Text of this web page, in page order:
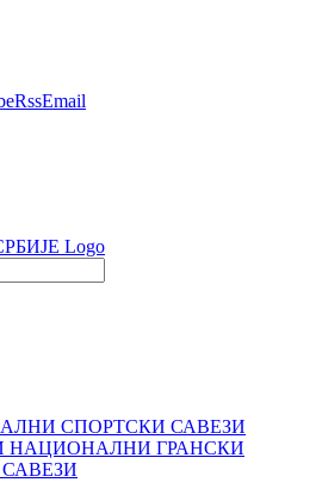
RssEmail
СПОРТСКИ САВЕЗИ
НАЦИОНАЛНИ ГРАНСКИ